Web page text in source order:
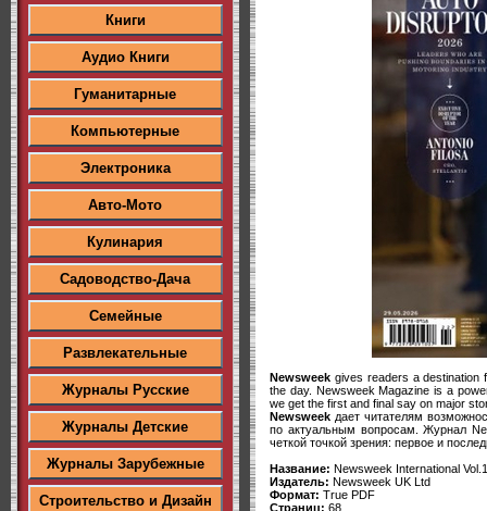
Книги
Аудио Книги
Гуманитарные
Компьютерные
Электроника
Авто-Мото
Кулинария
Садоводство-Дача
Семейные
Развлекательные
Журналы Русские
Журналы Детские
Журналы Зарубежные
Строительство и Дизайн
Newsweek gives readers a destination
the day. Newsweek Magazine is a
we get the first and final say on major
Newsweek дает читателям
по актуальным вопросам. Журнал
четкой точкой зрения: первое и
Название: Newsweek International
Издатель: Newsweek UK Ltd
Формат: True PDF
Страниц: 68